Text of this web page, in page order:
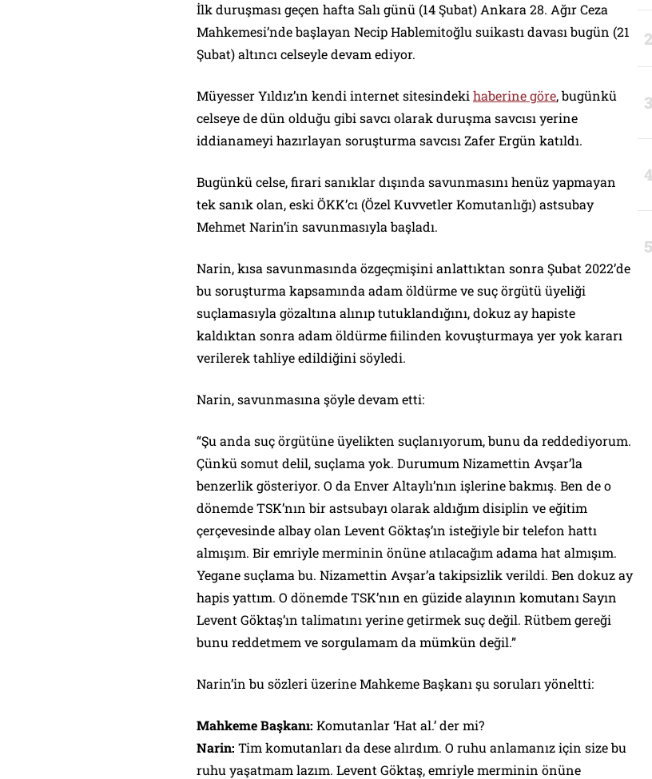
İlk duruşması geçen hafta Salı günü (14 Şubat) Ankara 28. Ağır Ceza
Mahkemesi’nde başlayan Necip Hablemitoğlu suikastı davası bugün (21
Şubat) altıncı celseyle devam ediyor.
Müyesser Yıldız’ın kendi internet sitesindeki haberine göre, bugünkü
celseye de dün olduğu gibi savcı olarak duruşma savcısı yerine
iddianameyi hazırlayan soruşturma savcısı Zafer Ergün katıldı.
Bugünkü celse, firari sanıklar dışında savunmasını henüz yapmayan
tek sanık olan, eski ÖKK’cı (Özel Kuvvetler Komutanlığı) astsubay
Mehmet Narin’in savunmasıyla başladı.
Narin, kısa savunmasında özgeçmişini anlattıktan sonra Şubat 2022’de
bu soruşturma kapsamında adam öldürme ve suç örgütü üyeliği
suçlamasıyla gözaltına alınıp tutuklandığını, dokuz ay hapiste
kaldıktan sonra adam öldürme fiilinden kovuşturmaya yer yok kararı
verilerek tahliye edildiğini söyledi.
Narin, savunmasına şöyle devam etti:
“Şu anda suç örgütüne üyelikten suçlanıyorum, bunu da reddediyorum.
Çünkü somut delil, suçlama yok. Durumum Nizamettin Avşar’la
benzerlik gösteriyor. O da Enver Altaylı’nın işlerine bakmış. Ben de o
dönemde TSK’nın bir astsubayı olarak aldığım disiplin ve eğitim
çerçevesinde albay olan Levent Göktaş’ın isteğiyle bir telefon hattı
almışım. Bir emriyle merminin önüne atılacağım adama hat almışım.
Yegane suçlama bu. Nizamettin Avşar’a takipsizlik verildi. Ben dokuz ay
hapis yattım. O dönemde TSK’nın en güzide alayının komutanı Sayın
Levent Göktaş’ın talimatını yerine getirmek suç değil. Rütbem gereği
bunu reddetmem ve sorgulamam da mümkün değil.”
Narin’in bu sözleri üzerine Mahkeme Başkanı şu soruları yöneltti:
Mahkeme Başkanı: Komutanlar ‘Hat al.’ der mi?
Narin: Tim komutanları da dese alırdım. O ruhu anlamanız için size bu
ruhu yaşatmam lazım. Levent Göktaş, emriyle merminin önüne